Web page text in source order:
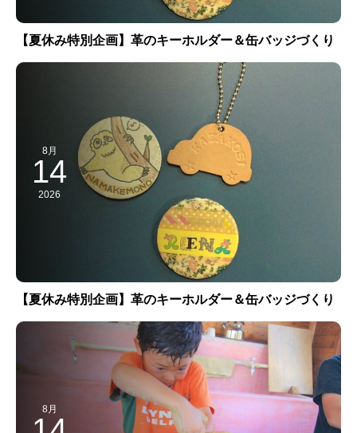
【夏休み特別企画】革のキーホルダー＆缶バッジづくり
8月
14
2026
【夏休み特別企画】革のキーホルダー＆缶バッジづくり
8月